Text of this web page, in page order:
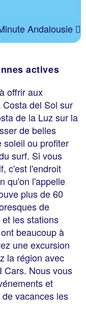
Andalousie
actives
offrir aux
del Sol sur
de la Luz sur la
de belles
soleil ou profiter
surf. Si vous
c'est l'endroit
qu'on l'appelle
plus de 60
de
les stations
beaucoup à
une excursion
la région avec
Cars. Nous vous
et
vacances les